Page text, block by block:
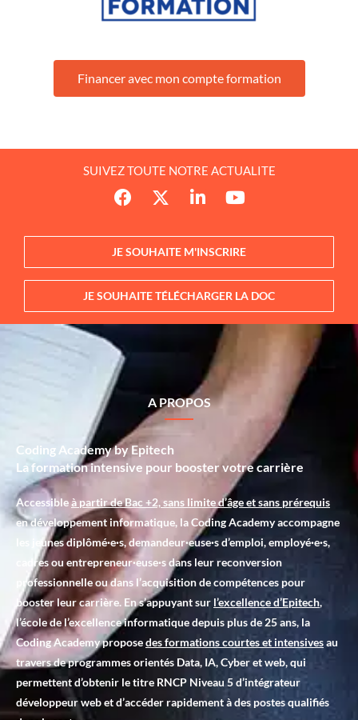
Financer avec mon compte formation
SUIVEZ TOUTE NOTRE ACTUALITE
JE SOUHAITE M'INSCRIRE
JE SOUHAITE TÉLÉCHARGER LA DOC
A PROPOS
Coding Academy by Epitech
La formation intensive pour booster votre carrière
Accessibleà partir de Bac +2, sans limite d’âge et sans prérequis
en développement informatique, la Coding Academy accompagne
les jeunes diplômé·e·s, demandeur·euse·s d’emploi, employé·e·s,
cadres ou entrepreneur·euse·s dans leur reconversion
professionnelle ou dans l’acquisition de compétences pour
booster leur carrière. En s’appuyant sur l’excellence d’Epitech,
l’école de l’excellence informatique depuis plus de 25 ans, la
Coding Academy proposedes formations courtes et intensivesau
travers de programmes orientés Data, IA, Cyber et web, qui
permettent d’obtenir le titre RNCP Niveau 5 d’intégrateur
développeur web et d’accéder rapidement à des postes qualifiés